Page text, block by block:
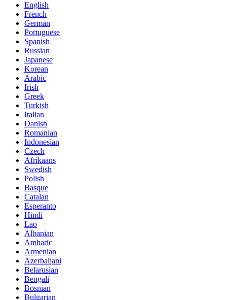
English
French
German
Portuguese
Spanish
Russian
Japanese
Korean
Arabic
Irish
Greek
Turkish
Italian
Danish
Romanian
Indonesian
Czech
Afrikaans
Swedish
Polish
Basque
Catalan
Esperanto
Hindi
Lao
Albanian
Amharic
Armenian
Azerbaijani
Belarusian
Bengali
Bosnian
Bulgarian